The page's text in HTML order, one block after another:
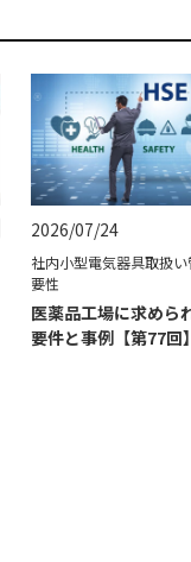
2026/07/24
社内小型電気器具取扱
要性
医薬品工場に求めら
要件と事例【第77回】